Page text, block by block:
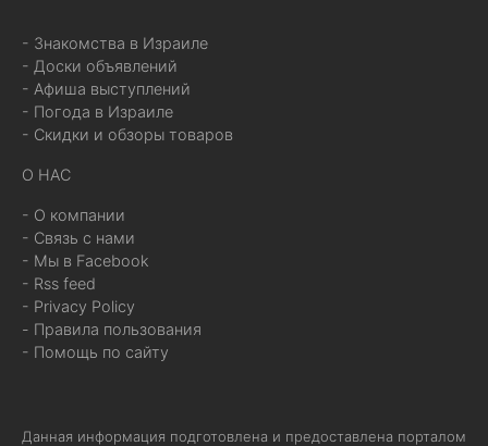
- Знакомства в Израиле
- Доски объявлений
- Афиша выступлений
- Погода в Израиле
- Скидки и обзоры товаров
О НАС
- О компании
- Связь с нами
- Мы в Facebook
- Rss feed
- Privacy Policy
- Правила пользования
- Помощь по сайту
Данная информация подготовлена и предоставлена порталом